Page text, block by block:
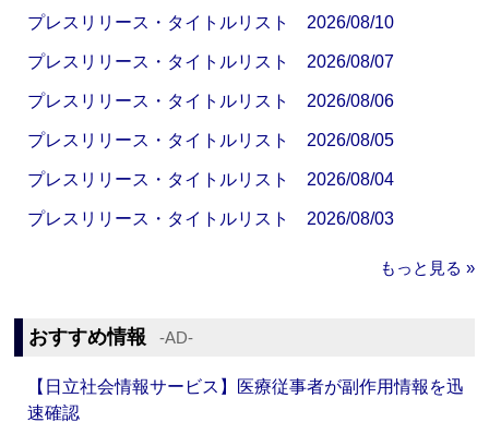
プレスリリース・タイトルリスト 2026/08/10
プレスリリース・タイトルリスト 2026/08/07
プレスリリース・タイトルリスト 2026/08/06
プレスリリース・タイトルリスト 2026/08/05
プレスリリース・タイトルリスト 2026/08/04
プレスリリース・タイトルリスト 2026/08/03
もっと見る »
おすすめ情報 ‐AD‐
【日立社会情報サービス】医療従事者が副作用情報を迅
速確認